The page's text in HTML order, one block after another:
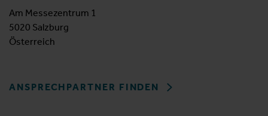
Am Messezentrum 1
5020 Salzburg
Österreich
ANSPRECHPARTNER FINDEN